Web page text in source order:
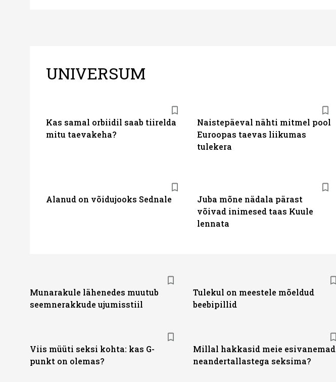
UNIVERSUM
Kas samal orbiidil saab tiirelda
mitu taevakeha?
Naistepäeval nähti mitmel pool
Euroopas taevas liikumas
tulekera
Alanud on võidujooks Sednale
Juba mõne nädala pärast
võivad inimesed taas Kuule
lennata
Munarakule lähenedes muutub
seemnerakkude ujumisstiil
Tulekul on meestele mõeldud
beebipillid
Viis müüti seksi kohta: kas G-
punkt on olemas?
Millal hakkasid meie esivanemad
neandertallastega seksima?